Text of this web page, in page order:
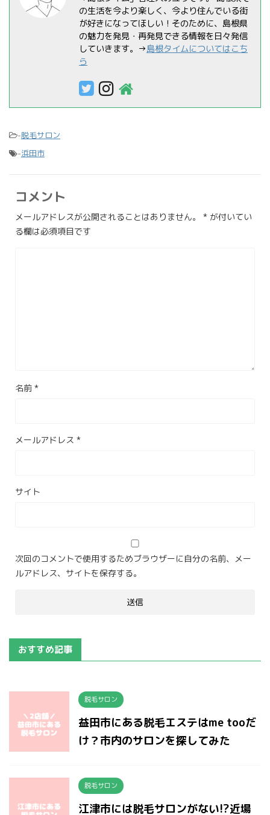
の生活を今より楽しく、今より住んでいる街
が好きになってほしい！そのために、島根県
の魅力を発見・再発見できる情報を日々発信
していきます。→島根タイムについてはこち
ら
-脱毛サロン
-浜田市
コメント
メールアドレスが公開されることはありません。 * が付いてい
る欄は必須項目です
名前 *
メールアドレス *
サイト
次回のコメントで使用するためブラウザーに自分の名前、メー
ルアドレス、サイトを保存する。
おすすめ記事
脱毛サロン
益田市にある脱毛エステはme tooだ
け？市内のサロンを探してみた
脱毛サロン
江津市には脱毛サロンがない!?近場